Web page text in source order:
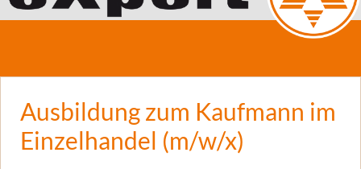
Ausbildung zum Kaufmann im
Einzelhandel (m/w/x)